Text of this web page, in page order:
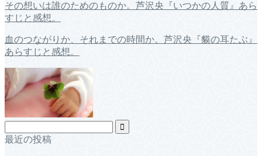
その想いは誰のためのものか。芦沢央『いつかの人質』あら
すじと感想。
血のつながりか、それまでの時間か。芦沢央『貘の耳たぶ』
あらすじと感想。
最近の投稿